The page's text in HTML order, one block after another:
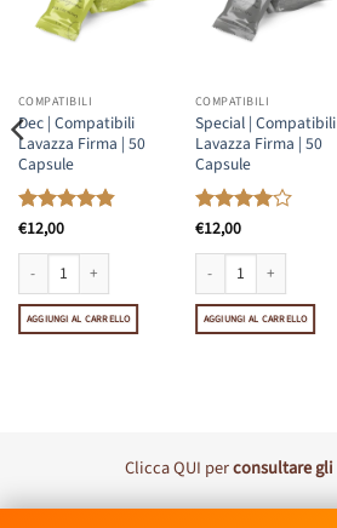
COMPATIBILI
Dec | Compatibili
Lavazza Firma | 50
Capsule
Valutato
€12,00
Dec | Compatibili Lavazza Firma | 50 Capsule quantità
AGGIUNGI AL CARRELLO
COMPATIBILI
Special | Compatibili
Lavazza Firma | 50
Capsule
Valutato
€12,00
Special | Compatibili
AGGIUNGI AL CARRELLO
quantità
| 50 Capsule quantità
CliccaQUI perconsultare